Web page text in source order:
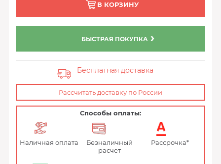
В КОРЗИНУ
БЫСТРАЯ ПОКУПКА
Бесплатная доставка
Рассчитать доставку по России
Способы оплаты:
Наличная оплата
Безналичный
расчет
Рассрочка*